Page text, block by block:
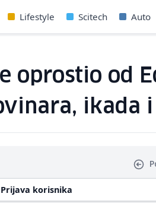
Lifestyle Scitech Auto
oprostio od
ikada
Prijava korisnika